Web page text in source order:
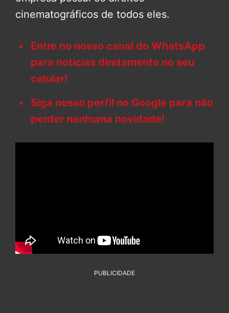
cinematográficos de todos eles.
Entre no nosso canal do WhatsApp
para notícias diretamente no seu
celular!
Siga nosso perfil no Google para não
perder nenhuma novidade!
PUBLICIDADE